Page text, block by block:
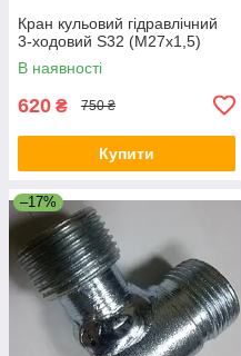
Кран кульовий гідравлічний
3-ходовий S32 (М27х1,5)
В наявності
620 ₴ 750 ₴
Купити
–17%